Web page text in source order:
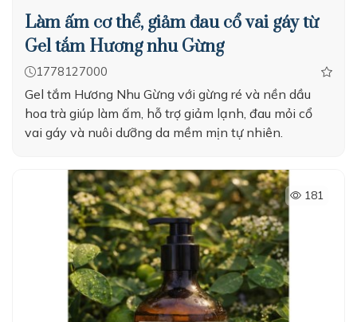
Làm ấm cơ thể, giảm đau cổ vai gáy từ
Gel tắm Hương nhu Gừng
1778127000
Gel tắm Hương Nhu Gừng với gừng ré và nền dầu
hoa trà giúp làm ấm, hỗ trợ giảm lạnh, đau mỏi cổ
vai gáy và nuôi dưỡng da mềm mịn tự nhiên.
181